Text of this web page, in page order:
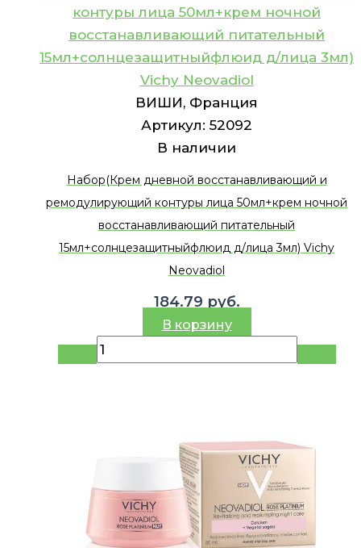
контуры лица 50мл+крем ночной
восстанавливающий питательный
15мл+солнцезащитныйфлюид д/лица 3мл)
Vichy Neovadiol
ВИШИ, Франция
Артикул: 52092
В наличии
Набор(Крем дневной восстанавливающий и
ремодулирующий контуры лица 50мл+крем ночной
восстанавливающий питательный
15мл+солнцезащитныйфлюид д/лица 3мл) Vichy
Neovadiol
184.79 руб.
В корзину